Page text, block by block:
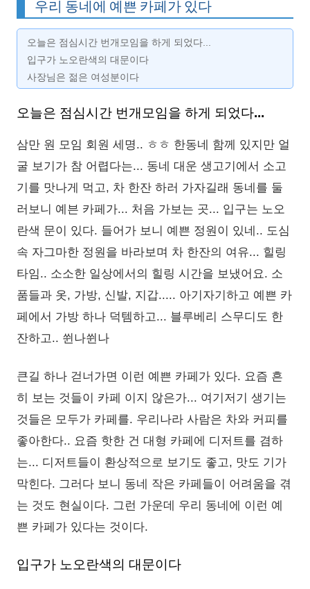
우리 동네에 예쁜 카페가 있다
오늘은 점심시간 번개모임을 하게 되었다...
입구가 노오란색의 대문이다
사장님은 젊은 여성분이다
오늘은 점심시간 번개모임을 하게 되었다...
삼만 원 모임 회원 세명.. ㅎㅎ 한동네 함께 있지만 얼
굴 보기가 참 어렵다는... 동네 대운 생고기에서 소고
기를 맛나게 먹고, 차 한잔 하러 가자길래 동네를 둘
러보니 예븐 카페가... 처음 가보는 곳... 입구는 노오
란색 문이 있다. 들어가 보니 예쁜 정원이 있네.. 도심
속 자그마한 정원을 바라보며 차 한잔의 여유... 힐링
타임.. 소소한 일상에서의 힐링 시간을 보냈어요. 소
품들과 옷, 가방, 신발, 지갑..... 아기자기하고 예쁜 카
페에서 가방 하나 덕템하고... 블루베리 스무디도 한
잔하고.. 쒼나쒼나
큰길 하나 걷너가면 이런 예쁜 카페가 있다. 요즘 흔
히 보는 것들이 카페 이지 않은가... 여기저기 생기는
것들은 모두가 카페를. 우리나라 사람은 차와 커피를
좋아한다.. 요즘 핫한 건 대형 카페에 디저트를 겸하
는... 디저트들이 환상적으로 보기도 좋고, 맛도 기가
막힌다. 그러다 보니 동네 작은 카페들이 어려움을 겪
는 것도 현실이다. 그런 가운데 우리 동네에 이런 예
쁜 카페가 있다는 것이다.
입구가 노오란색의 대문이다